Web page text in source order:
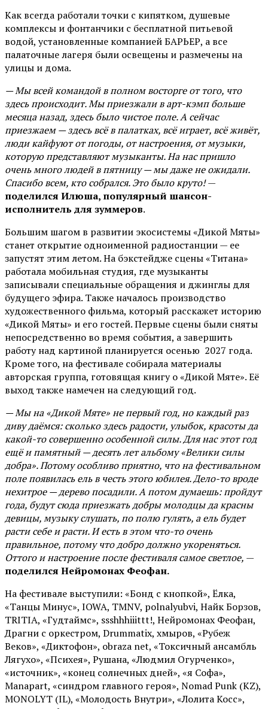
Как всегда работали точки с кипятком, душевые
комплексы и фонтанчики с бесплатной питьевой
водой, установленные компанией БАРЬЕР, а все
палаточные лагеря были освещены и размечены на
улицы и дома.
— Мы всей командой в полном восторге от того, что
здесь происходит. Мы приезжали в арт-кэмп больше
месяца назад, здесь было чистое поле. А сейчас
приезжаем — здесь всё в палатках, всё играет, всё живёт,
люди кайфуют от погоды, от настроения, от музыки,
которую представляют музыканты. На нас пришло
очень много людей в пятницу — мы даже не ожидали.
Спасибо всем, кто собрался. Это было круто!—
поделился Илюша, популярный шансон-
исполнитель для зуммеров.
Большим шагом в развитии экосистемы «Дикой Мяты»
станет открытие одноименной радиостанции — ее
запустят этим летом. На бэкстейдже сцены «Титана»
работала мобильная студия, где музыканты
записывали специальные обращения и джинглы для
будущего эфира. Также началось производство
художественного фильма, который расскажет историю
«Дикой Мяты» и его гостей. Первые сцены были сняты
непосредственно во время события, а завершить
работу над картиной планируется осенью 2027 года.
Кроме того, на фестивале собирала материалы
авторская группа, готовящая книгу о «Дикой Мяте». Её
выход также намечен на следующий год.
— Мы на «Дикой Мяте» не первый год, но каждый раз
диву даёмся: сколько здесь радости, улыбок, красоты да
какой-то совершенно особенной силы. Для нас этот год
ещё и памятный — десять лет альбому «Велики силы
добра». Потому особливо приятно, что на фестивальном
поле появилась ель в честь этого юбилея. Дело-то вроде
нехитрое — дерево посадили. А потом думаешь: пройдут
года, будут сюда приезжать добры молодцы да красны
девицы, музыку слушать, по полю гулять, а ель будет
расти себе и расти. И есть в этом что-то очень
правильное, потому что добро должно укореняться.
Оттого и настроение после фестиваля самое светлое, —
поделился Нейромонах Феофан.
На фестивале выступили: «Бонд с кнопкой», Ёлка,
«Танцы Минус», IOWA, TMNV, polnalyubvi, Найк Борзов,
TRITIA, «Гудтаймс», ssshhhiiittt!, Нейромонах Феофан,
Драгни с оркестром, Drummatix, хмыров, «Рубеж
Веков», «Диктофон», obraza net, «Токсичный ансамбль
Лягухо», «Психея», Рушана, «Людмил Огурченко»,
«источник», «конец солнечных дней», «я Софа»,
Manapart, «синдром главного героя», Nomad Punk (KZ),
MONOLYT (IL), «Молодость Внутри», «Лолита Косс»,